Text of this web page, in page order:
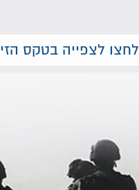
לחצו לצפייה בטקס